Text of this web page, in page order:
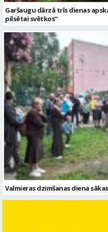
Garšaugu dārzā trīs dienas
pilsētai svētkos”
Valmieras dzimšanas diena